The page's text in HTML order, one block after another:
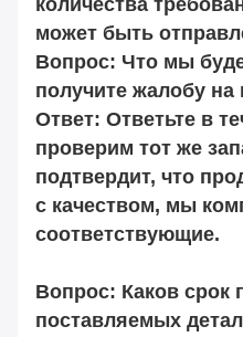
количества
может быть
Вопрос: Что мы
получите жалобу на
Ответ: Ответьте в
проверим тот же
подтвердит, что
с качеством, мы
соответствующие.
Вопрос: Каков срок
поставляемых